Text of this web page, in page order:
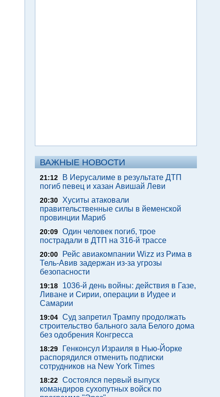
ВАЖНЫЕ НОВОСТИ
21:12
В Иерусалиме в результате ДТП
погиб певец и хазан Авишай Леви
20:30
Хуситы атаковали
правительственные силы в йеменской
провинции Мариб
20:09 Один человек погиб, трое
пострадали в ДТП на 316-й трассе
20:00
Рейс авиакомпании Wizz из Рима в
Тель-Авив задержан из-за угрозы
безопасности
19:18
1036-й день войны: действия в Газе,
Ливане и Сирии, операции в Иудее и
Самарии
19:04 Суд запретил Трампу продолжать
строительство бального зала Белого дома
без одобрения Конгресса
18:29
Генконсул Израиля в Нью-Йорке
распорядился отменить подписки
сотрудников на New York Times
18:22 Состоялся первый выпуск
командиров сухопутных войск по